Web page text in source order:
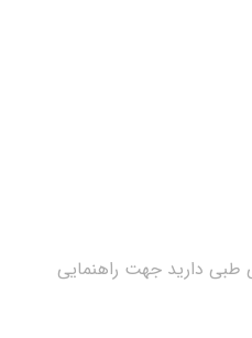
طبی دارید جهت راهنمایی